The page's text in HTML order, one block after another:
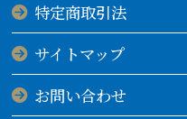
特定商取引法
サイトマップ
お問い合わせ